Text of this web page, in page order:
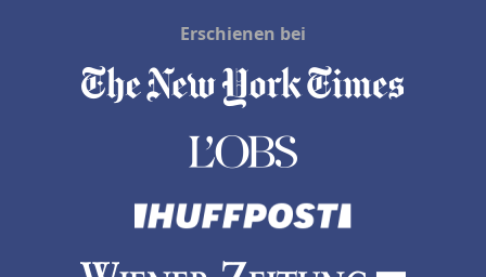
Erschienen bei